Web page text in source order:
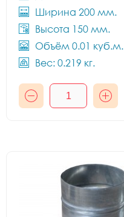
Ширина 200 мм.
Высота 150 мм.
Объём 0.01 куб.м.
Вес: 0.219 кг.